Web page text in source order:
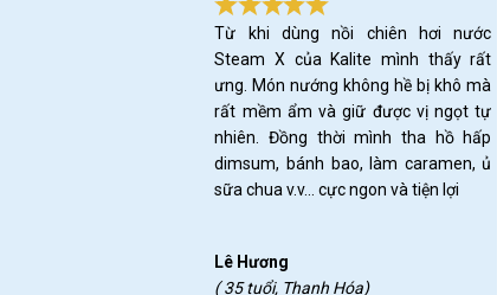
Từ khi dùng nồi chiên hơi nước
Steam X của Kalite mình thấy rất
ưng. Món nướng không hề bị khô mà
rất mềm ẩm và giữ được vị ngọt tự
nhiên. Đồng thời mình tha hồ hấp
dimsum, bánh bao, làm caramen, ủ
sữa chua v.v… cực ngon và tiện lợi
Lê Hương
( 35 tuổi, Thanh Hóa)